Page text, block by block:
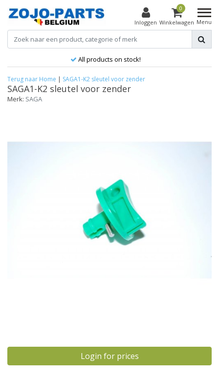
Inloggen
0
Winkelwagen Menu
All products on stock!
Terug naar Home | SAGA1-K2 sleutel voor zender
SAGA1-K2 sleutel voor zender
Merk: SAGA
Login for prices